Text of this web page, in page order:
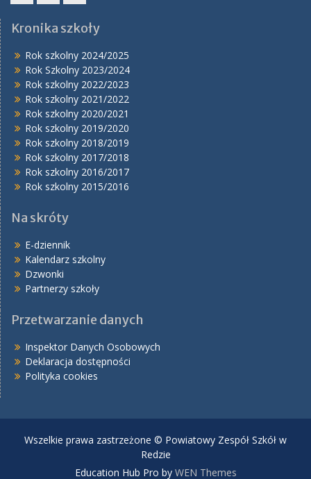
Kronika szkoły
Rok szkolny 2024/2025
Rok Szkolny 2023/2024
Rok szkolny 2022/2023
Rok szkolny 2021/2022
Rok szkolny 2020/2021
Rok szkolny 2019/2020
Rok szkolny 2018/2019
Rok szkolny 2017/2018
Rok szkolny 2016/2017
Rok szkolny 2015/2016
Na skróty
E-dziennik
Kalendarz szkolny
Dzwonki
Partnerzy szkoły
Przetwarzanie danych
Inspektor Danych Osobowych
Deklaracja dostępności
Polityka cookies
Wszelkie prawa zastrzeżone © Powiatowy Zespół Szkół w
Redzie
Education Hub Pro by WEN Themes